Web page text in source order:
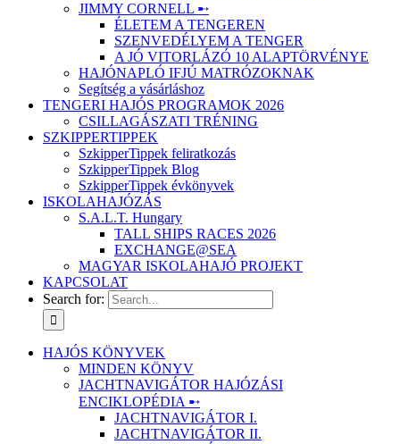
JIMMY CORNELL ➸
ÉLETEM A TENGEREN
SZENVEDÉLYEM A TENGER
A JÓ VITORLÁZÓ 10 ALAPTÖRVÉNYE
HAJÓNAPLÓ IFJÚ MATRÓZOKNAK
Segítség a vásárláshoz
TENGERI HAJÓS PROGRAMOK 2026
CSILLAGÁSZATI TRÉNING
SZKIPPERTIPPEK
SzkipperTippek feliratkozás
SzkipperTippek Blog
SzkipperTippek évkönyvek
ISKOLAHAJÓZÁS
S.A.L.T. Hungary
TALL SHIPS RACES 2026
EXCHANGE@SEA
MAGYAR ISKOLAHAJÓ PROJEKT
KAPCSOLAT
Search for:
HAJÓS KÖNYVEK
MINDEN KÖNYV
JACHTNAVIGÁTOR HAJÓZÁSI
ENCIKLOPÉDIA ➸
JACHTNAVIGÁTOR I.
JACHTNAVIGÁTOR II.